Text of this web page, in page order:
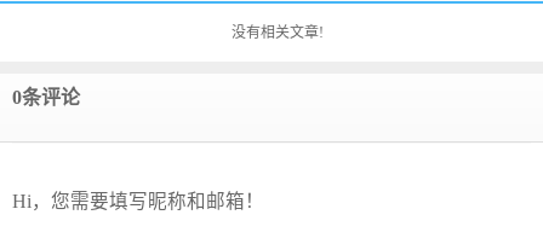
没有相关文章!
0条评论
Hi，您需要填写昵称和邮箱！